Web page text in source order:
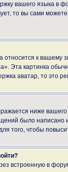
вашего языка
то вы сами
относится к
Эта картинка
аватар, то это
ниже
было
того, чтобы
встроенную в